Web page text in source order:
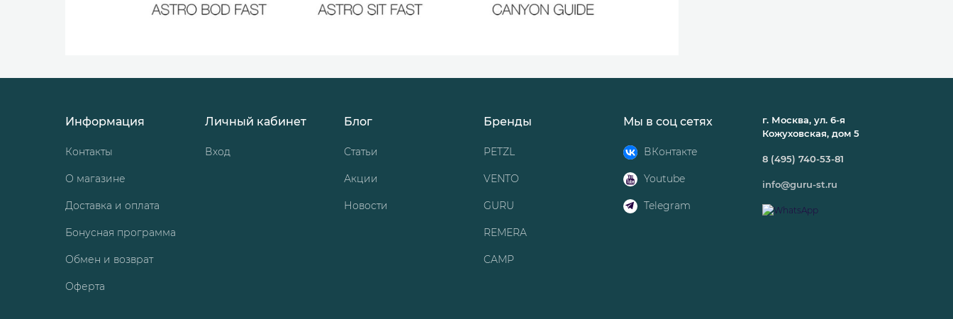
Информация
Контакты
О магазине
Доставка и оплата
Бонусная программа
Обмен и возврат
Оферта
Личный кабинет
Вход
Блог
Статьи
Акции
Новости
Бренды
PETZL
VENTO
GURU
REMERA
CAMP
Мы в соц сетях
ВКонтакте
Youtube
Telegram
г. Москва, ул. 6-я
Кожуховская, дом 5
8 (495) 740-53-81
info@guru-st.ru